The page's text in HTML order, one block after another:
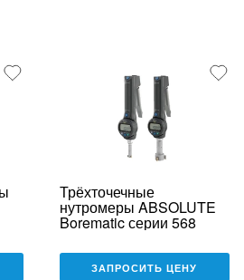
Трёхточечные
нутромеры ABSOLUTE
Borematic серии 568
ЗАПРОСИТЬ ЦЕНУ